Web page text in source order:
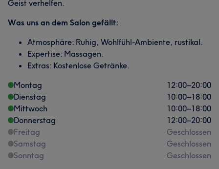
Geist verhelfen.
Was uns an dem Salon gefällt:
Atmosphäre: Ruhig, Wohlfühl-Ambiente, rustikal.
Expertise: Massagen.
Extras: Kostenlose Getränke.
Montag
12:00–20:00
Dienstag
10:00–18:00
Mittwoch
10:00–18:00
Donnerstag
12:00–20:00
Freitag
Geschlossen
Samstag
Geschlossen
Sonntag
Geschlossen